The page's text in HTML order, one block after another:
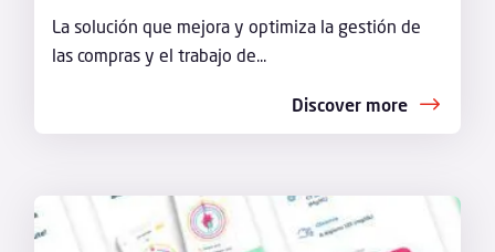
La solución que mejora y optimiza la gestión de
las compras y el trabajo de...
Discover more